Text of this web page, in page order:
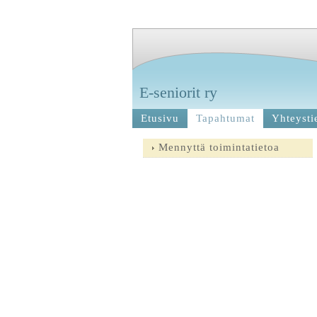
E-seniorit ry
Etusivu Tapahtumat
Mennyttä toimintatietoa